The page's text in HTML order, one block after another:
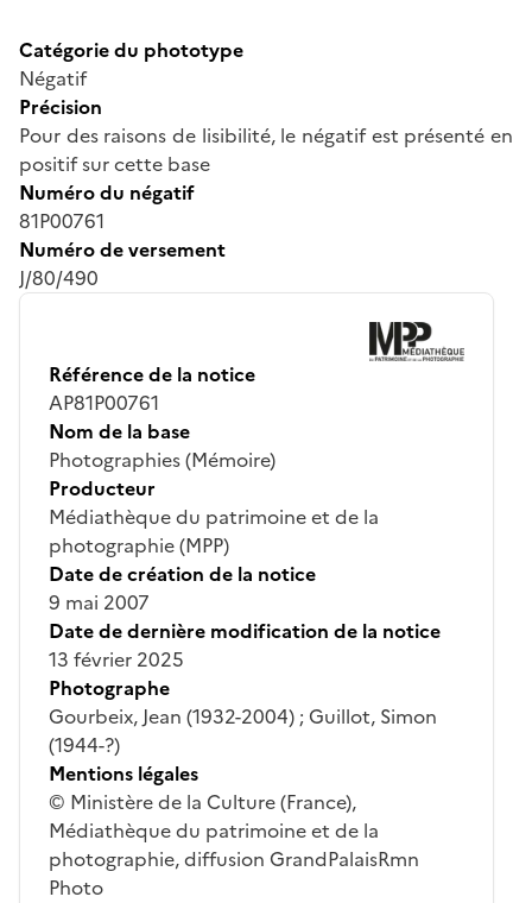
Catégorie du phototype
Négatif
Précision
Pour des raisons de lisibilité, le négatif est présenté en
positif sur cette base
Numéro du négatif
81P00761
Numéro de versement
J/80/490
Référence de la notice
AP81P00761
Nom de la base
Photographies (Mémoire)
Producteur
Médiathèque du patrimoine et de la
photographie (MPP)
Date de création de la notice
9 mai 2007
Date de dernière modification de la notice
13 février 2025
Photographe
Gourbeix, Jean (1932-2004) ; Guillot, Simon
(1944-?)
Mentions légales
© Ministère de la Culture (France),
Médiathèque du patrimoine et de la
photographie, diffusion GrandPalaisRmn
Photo